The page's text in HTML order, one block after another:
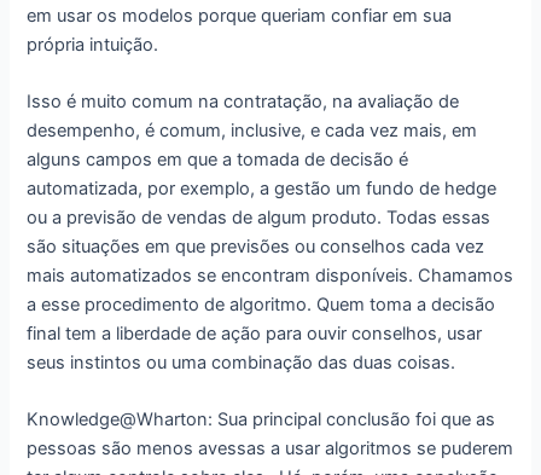
em usar os modelos porque queriam confiar em sua
própria intuição.
Isso é muito comum na contratação, na avaliação de
desempenho, é comum, inclusive, e cada vez mais, em
alguns campos em que a tomada de decisão é
automatizada, por exemplo, a gestão um fundo de hedge
ou a previsão de vendas de algum produto. Todas essas
são situações em que previsões ou conselhos cada vez
mais automatizados se encontram disponíveis. Chamamos
a esse procedimento de algoritmo. Quem toma a decisão
final tem a liberdade de ação para ouvir conselhos, usar
seus instintos ou uma combinação das duas coisas.
Knowledge@Wharton: Sua principal conclusão foi que as
pessoas são menos avessas a usar algoritmos se puderem